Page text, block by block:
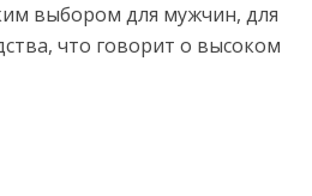
выбором для мужчин, для
что говорит о высоком